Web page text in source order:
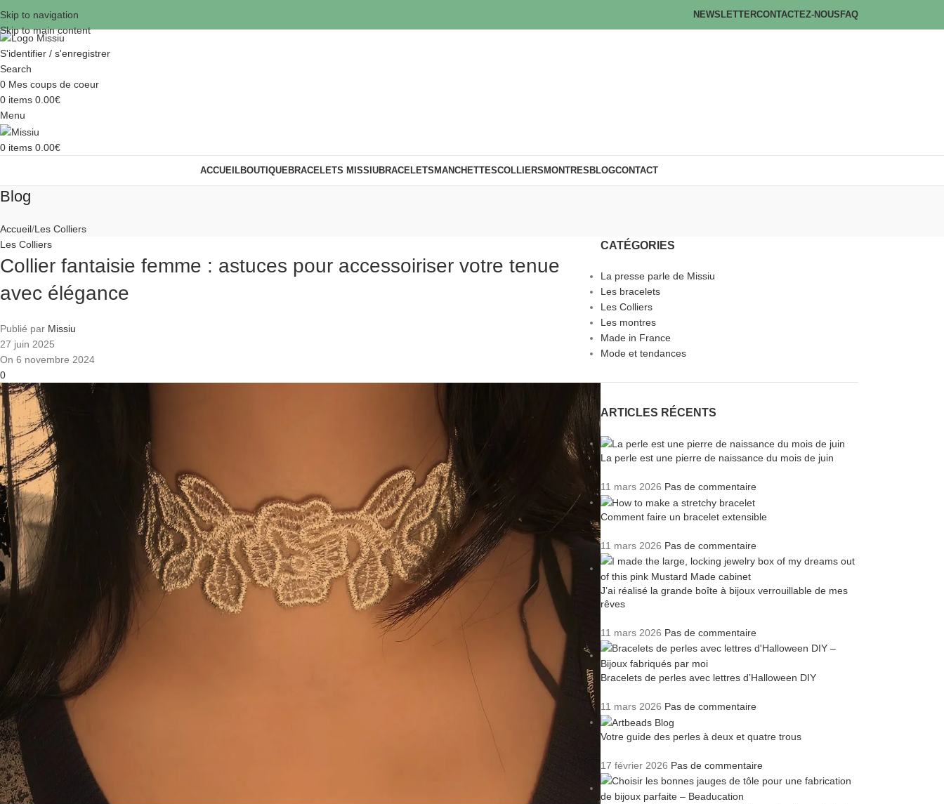
Skip to navigation
Skip to main content
NEWSLETTERCONTACTEZ-NOUS FAQ
S'identifier / s'enregistrer
Search
0 Mes coups de coeur
0 items 0.00€
Menu
0 items 0.00€
ACCUEILBOUTIQUEBRACELETS MISSIUBRACELETS MANCHETTESCOLLIERS MONTRES BLOGCONTACT
Blog
Accueil Les Colliers
Les Colliers
Collier fantaisie femme : astuces pour accessoiriser votre tenue
avec élégance
Publié par Missiu
27 juin 2025
On 6 novembre 2024
0
CATÉGORIES
La presse parle de Missiu
Les bracelets
Les Colliers
Les montres
Made in France
Mode et tendances
ARTICLES RÉCENTS
La perle est une pierre de naissance du mois de juin
11 mars 2026 Pas de commentaire
Comment faire un bracelet extensible
11 mars 2026 Pas de commentaire
J’ai réalisé la grande boîte à bijoux verrouillable de mes
rêves
11 mars 2026 Pas de commentaire
Bracelets de perles avec lettres d’Halloween DIY
11 mars 2026 Pas de commentaire
Votre guide des perles à deux et quatre trous
17 février 2026 Pas de commentaire